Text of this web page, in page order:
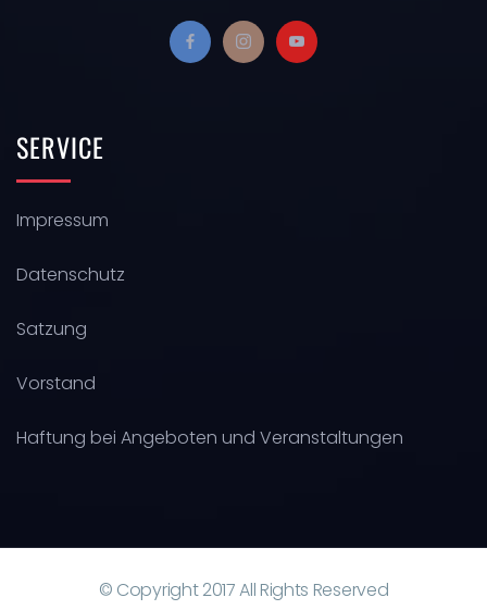
SERVICE
Impressum
Datenschutz
Satzung
Vorstand
Haftung bei Angeboten und Veranstaltungen
© Copyright 2017 All Rights Reserved